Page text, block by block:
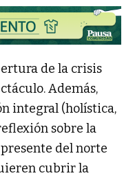
de la crisis
Además,
integral (holística,
sobre la
del norte
cubrir la